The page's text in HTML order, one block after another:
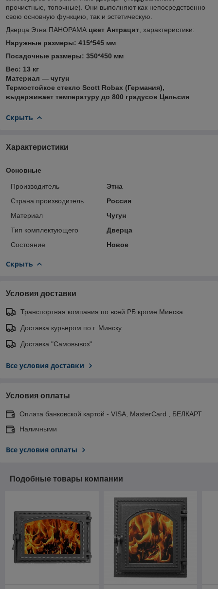
прочистные, топочные). Они выполняют как непосредственно
свою основную функцию, так и эстетическую.
Дверца Этна ПАНОРАМА цвет Антрацит , характеристики:
Наружные размеры: 415*545 мм
Посадочные размеры: 350*450 мм
Вес: 13 кг
Материал ― чугун
Термостойкое стекло Scott Robax (Германия),
выдерживает температуру до 800 градусов Цельсия
Скрыть
Характеристики
Основные
Производитель
Этна
Страна производитель
Россия
Материал
Чугун
Тип комплектующего
Дверца
Состояние
Новое
Скрыть
Условия доставки
Транспортная компания по всей РБ кроме Минска
Доставка курьером по г. Минску
Доставка "Самовывоз"
Все условия доставки
Условия оплаты
Оплата банковской картой - VISA, MasterCard , БЕЛКАРТ
Наличными
Все условия оплаты
Подобные товары компании